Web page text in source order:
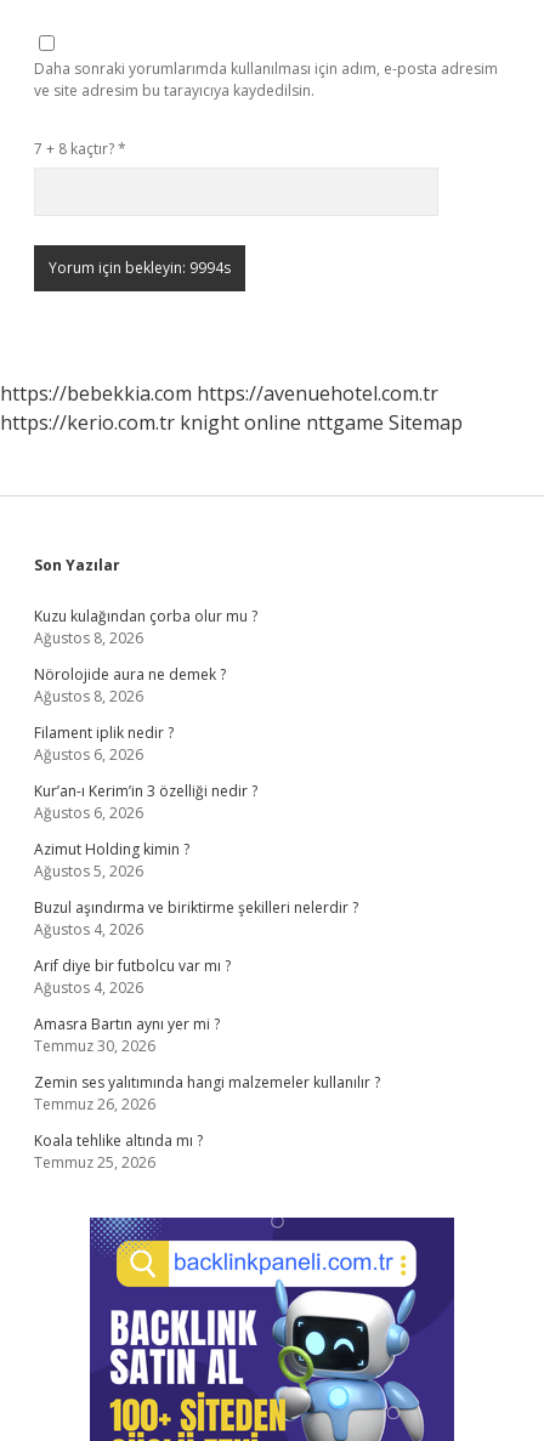
Daha sonraki yorumlarımda kullanılması için adım, e-posta adresim
ve site adresim bu tarayıcıya kaydedilsin.
7 + 8 kaçtır?*
https://bebekkia.com https://avenuehotel.com.tr
https://kerio.com.tr knight online nttgame Sitemap
Sidebar
Son Yazılar
Kuzu kulağından çorba olur mu ?
Ağustos 8, 2026
Nörolojide aura ne demek ?
Ağustos 8, 2026
Filament iplik nedir ?
Ağustos 6, 2026
Kur’an-ı Kerim’in 3 özelliği nedir ?
Ağustos 6, 2026
Azimut Holding kimin ?
Ağustos 5, 2026
Buzul aşındırma ve biriktirme şekilleri nelerdir ?
Ağustos 4, 2026
Arif diye bir futbolcu var mı ?
Ağustos 4, 2026
Amasra Bartın aynı yer mi ?
Temmuz 30, 2026
Zemin ses yalıtımında hangi malzemeler kullanılır ?
Temmuz 26, 2026
Koala tehlike altında mı ?
Temmuz 25, 2026